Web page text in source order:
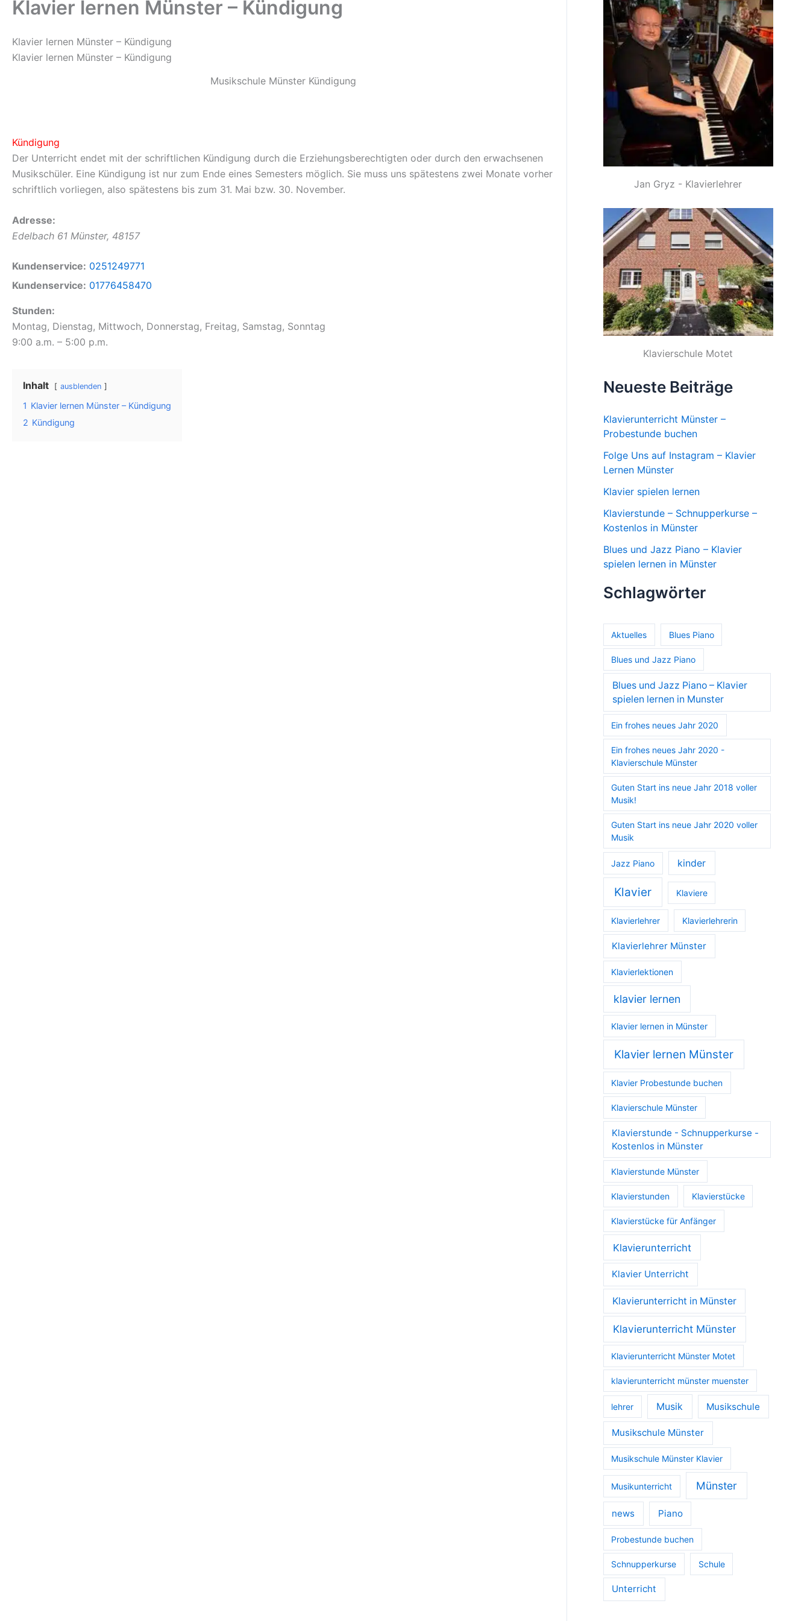
Klavier lernen Münster – Kündigung
Klavier lernen Münster – Kündigung
Klavier lernen Münster – Kündigung
Musikschule Münster Kündigung
Kündigung
Der Unterricht endet mit der schriftlichen Kündigung durch die Erziehungsberechtigten oder durch den erwachsenen
Musikschüler. Eine Kündigung ist nur zum Ende eines Semesters möglich. Sie muss uns spätestens zwei Monate vorher
schriftlich vorliegen, also spätestens bis zum 31. Mai bzw. 30. November.
Adresse:
Edelbach 61 Münster, 48157
Kundenservice: 0251249771
Kundenservice: 01776458470
Stunden:
Montag, Dienstag, Mittwoch, Donnerstag, Freitag, Samstag, Sonntag
9:00 a.m. – 5:00 p.m.
Inhalt ausblenden
1 Klavier lernen Münster – Kündigung
2 Kündigung
Jan Gryz - Klavierlehrer
Klavierschule Motet
Neueste Beiträge
Klavierunterricht Münster –
Probestunde buchen
Folge Uns auf Instagram – Klavier
Lernen Münster
Klavier spielen lernen
Klavierstunde – Schnupperkurse –
Kostenlos in Münster
Blues und Jazz Piano – Klavier
spielen lernen in Münster
Schlagwörter
Aktuelles Blues Piano
Blues und Jazz Piano
Blues und Jazz Piano – Klavier
spielen lernen in Munster
Ein frohes neues Jahr 2020
Ein frohes neues Jahr 2020 -
Klavierschule Münster
Guten Start ins neue Jahr 2018 voller
Musik!
Guten Start ins neue Jahr 2020 voller
Musik
Jazz Piano kinder
Klavier Klaviere
Klavierlehrer Klavierlehrerin
Klavierlehrer Münster
Klavierlektionen
klavier lernen
Klavier lernen in Münster
Klavier lernen Münster
Klavier Probestunde buchen
Klavierschule Münster
Klavierstunde - Schnupperkurse -
Kostenlos in Münster
Klavierstunde Münster
Klavierstunden Klavierstücke
Klavierstücke für Anfänger
Klavierunterricht
Klavier Unterricht
Klavierunterricht in Münster
Klavierunterricht Münster
Klavierunterricht Münster Motet
klavierunterricht münster muenster
lehrer Musik Musikschule
Musikschule Münster
Musikschule Münster Klavier
Musikunterricht Münster
news Piano
Probestunde buchen
Schnupperkurse Schule
Unterricht